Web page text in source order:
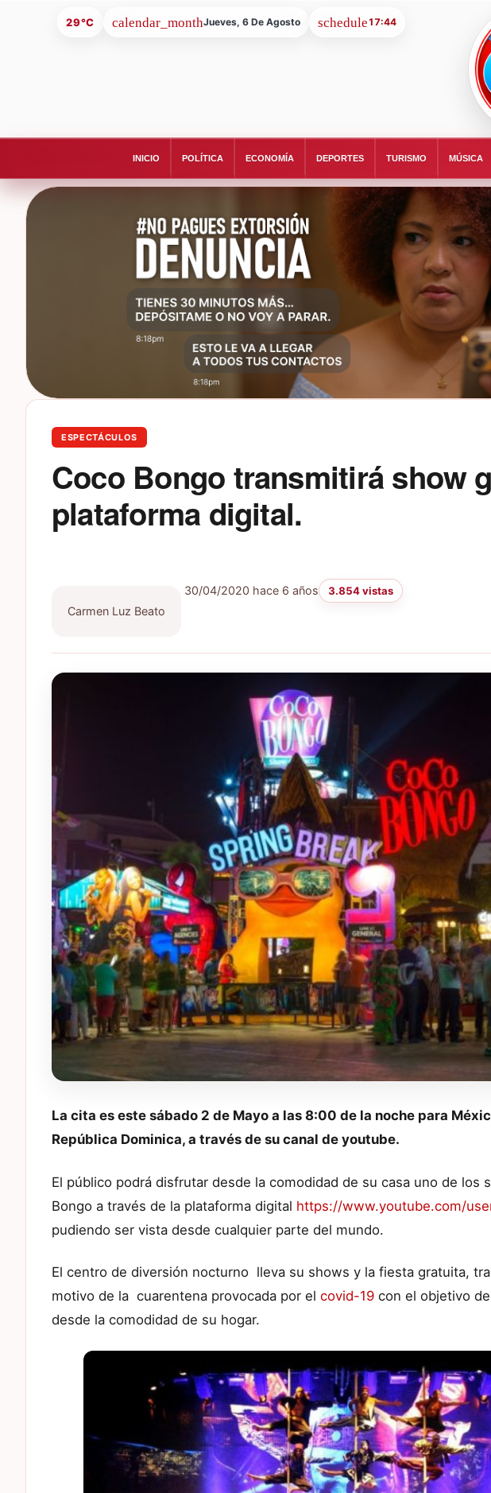
29°C Jueves, 6 De Agosto 17:44
INICIO POLÍTICA ECONOMÍA DEPORTES TURISMO MÚSICA
ESPECTÁCULOS
Coco Bongo transmitirá show
plataforma digital.
Carmen Luz Beato
30/04/2020 hace 6 años 3.854 vistas
La cita es este sábado 2 de Mayo a las 8:00 de la noche para
República Dominica, a través de su canal de youtube.
El público podrá disfrutar desde la comodidad de su casa uno de los
Bongo a través de la plataforma digital https://www.youtube.com/
pudiendo ser vista desde cualquier parte del mundo.
El centro de diversión nocturno lleva su shows y la fiesta gratuita,
motivo de la cuarentena provocada por el covid-19 con el objetivo
desde la comodidad de su hogar.